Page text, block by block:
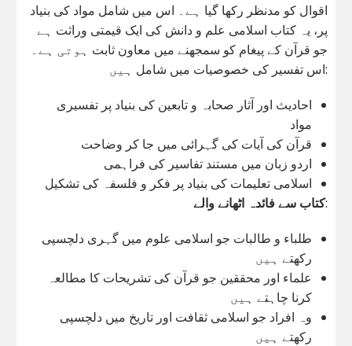
اقوال کو مدنظر رکھا گیا ہے۔ اس میں شامل مواد کی بنیاد
پر، یہ کتاب اسلامی علم و دانش کی ایک قیمتی وراثت ہے
جو قرآن کے پیغام کو سمجھنے میں معاون ثابت ہوتی ہے۔
اس تفسیر کی خصوصیات میں شامل ہیں:
احادیث اور آثار صحابہ و تابعین کی بنیاد پر تفسیری
مواد
قرآن کی آیات کی گہرائی میں جا کر وضاحت
اردو زبان میں مستند تفاسیر کی فراہمی
اسلامی تعلیمات کی بنیاد پر فکر و فلسفہ کی تشکیل
کتاب سے فائدہ اٹھانے والے:
طلباء و طالبات جو اسلامی علوم میں گہری دلچسپی
رکھتے ہیں
علماء اور محققین جو قرآن کی تشریحات کا مطالعہ
کرنا چاہتے ہیں
وہ افراد جو اسلامی ثقافت اور تاریخ میں دلچسپی
رکھتے ہیں